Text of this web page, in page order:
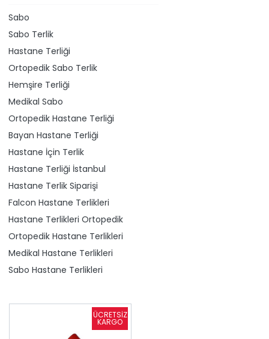
Sabo
Sabo Terlik
Hastane Terliği
Ortopedik Sabo Terlik
Hemşire Terliği
Medikal Sabo
Ortopedik Hastane Terliği
Bayan Hastane Terliği
Hastane İçin Terlik
Hastane Terliği İstanbul
Hastane Terlik Siparişi
Falcon Hastane Terlikleri
Hastane Terlikleri Ortopedik
Ortopedik Hastane Terlikleri
Medikal Hastane Terlikleri
Sabo Hastane Terlikleri